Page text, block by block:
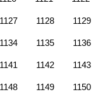
1127 1128 1129
1134 1135 1136
1141 1142 1143
1148 1149 1150